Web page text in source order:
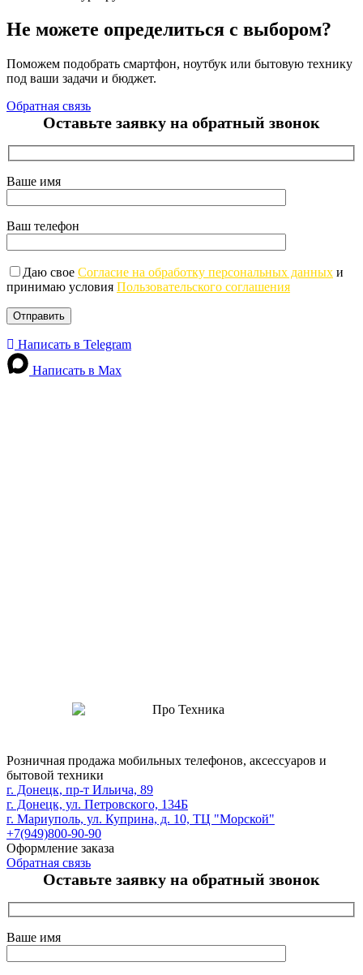
Не можете определиться с выбором?
Поможем подобрать смартфон, ноутбук или бытовую технику
под ваши задачи и бюджет.
Обратная связь
Оставьте заявку на обратный звонок
Ваше имя
Ваш телефон
Даю свое Согласие на обработку персональных данных и
принимаю условия Пользовательского соглашения
Написать в Telegram
Написать в Max
Розничная продажа мобильных телефонов, аксессуаров и
бытовой техники
г. Донецк, пр-т Ильича, 89
г. Донецк, ул. Петровского, 134Б
г. Мариуполь, ул. Куприна, д. 10, ТЦ "Морской"
+7(949)800-90-90
Оформление заказа
Обратная связь
Оставьте заявку на обратный звонок
Ваше имя